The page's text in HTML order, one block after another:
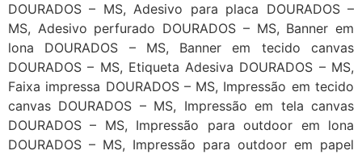
DOURADOS – MS, Adesivo para placa DOURADOS –
MS, Adesivo perfurado DOURADOS – MS, Banner em
lona DOURADOS – MS, Banner em tecido canvas
DOURADOS – MS, Etiqueta Adesiva DOURADOS – MS,
Faixa impressa DOURADOS – MS, Impressão em tecido
canvas DOURADOS – MS, Impressão em tela canvas
DOURADOS – MS, Impressão para outdoor em lona
DOURADOS – MS, Impressão para outdoor em papel